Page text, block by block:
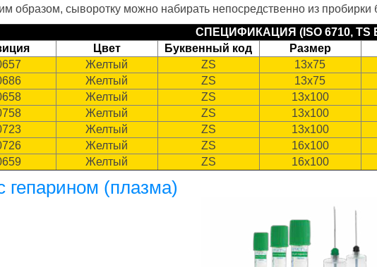
образом, сыворотку можно набирать непосредственно из
СПЕЦИФИКАЦИЯ (ISO 6710, TS
Цвет Буквенный код Размер
Желтый ZS 13х75
Желтый ZS 13х75
Желтый ZS 13х100
Желтый ZS 13х100
Желтый ZS 13х100
Желтый ZS 16х100
Желтый ZS 16х100
гепарином (плазма)